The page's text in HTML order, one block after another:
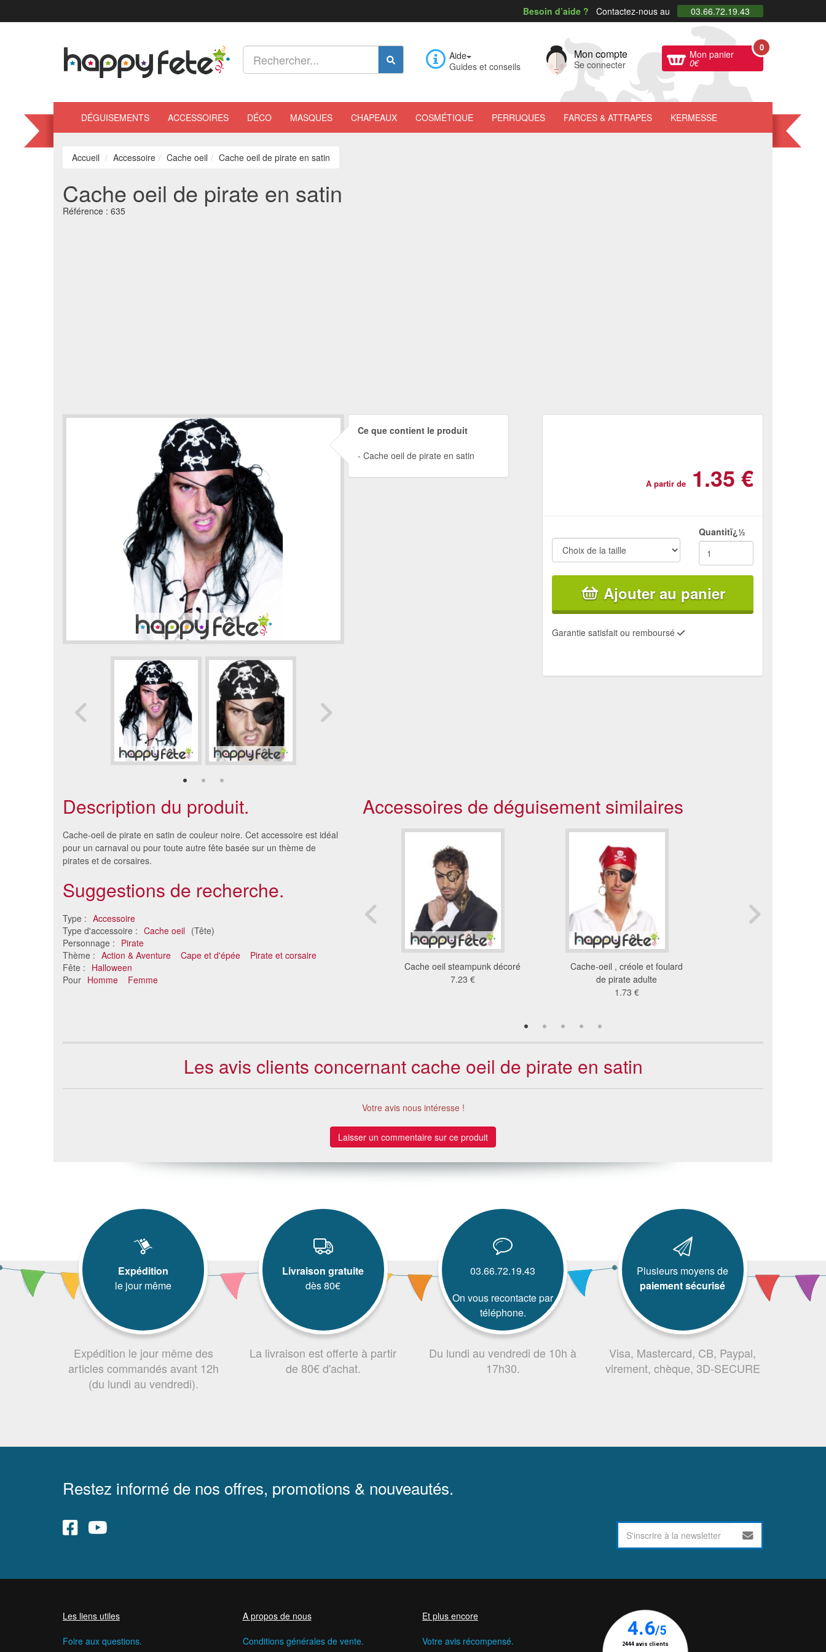
Besoin d’aide ? Contactez-nous au 03.66.72.19.43
Aide
Guides et conseils
Mon compte
Se connecter
Mon panier
0€
0
DÉGUISEMENTS ACCESSOIRES DÉCO MASQUES CHAPEAUX COSMÉTIQUE PERRUQUES FARCES & ATTRAPES KERMESSE
Accueil Accessoire Cache oeil Cache oeil de pirate en satin
Cache oeil de pirate en satin
Référence : 635
Ce que contient le produit
Cache oeil de pirate en satin
A partir de 1.35 €
Quantitï¿½
Ajouter au panier
Garantie satisfait ou remboursé
Description du produit.
Cache-oeil de pirate en satin de couleur noire. Cet accessoire est idéal
pour un carnaval ou pour toute autre fête basée sur un thème de
pirates et de corsaires.
Suggestions de recherche.
Type : Accessoire
Type d'accessoire : Cache oeil (Tête)
Personnage : Pirate
Thème : Action & Aventure Cape et d'épée
Pirate et corsaire
Fête : Halloween
Pour Homme Femme
Accessoires de déguisement similaires
Cache-oeil noir pirate
1.81 €
Cache oeil steampunk décoré
7.23 €
Cache-oeil , créole et foulard
de pirate adulte
1.73 €
Les avis clients concernant cache oeil de pirate en satin
Votre avis nous intéresse !
Laisser un commentaire sur ce produit
Expédition
le jour même
Expédition le jour même des
articles commandés avant 12h
(du lundi au vendredi).
Livraison gratuite
dès 80€
La livraison est offerte à partir
de 80€ d'achat.
03.66.72.19.43
On vous recontacte par
téléphone.
Du lundi au vendredi de 10h à
17h30.
Plusieurs moyens de
paiement sécurisé
Visa, Mastercard, CB, Paypal,
virement, chèque, 3D-SECURE
Restez informé de nos offres, promotions & nouveautés.
Les liens utiles
Foire aux questions.
A propos de nous
Conditions générales de vente.
Et plus encore
Votre avis récompensé.